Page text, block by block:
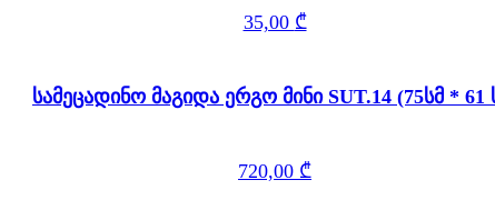
35,00 ₾
სამეცადინო მაგიდა ერგო მინი SUT.14 (75სმ * 61
720,00 ₾